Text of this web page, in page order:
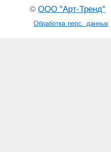
©ООО "Арт-Тренд"
Обработка перс. данных